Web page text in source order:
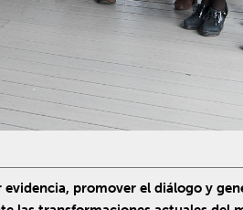
evidencia, promover el diálogo y